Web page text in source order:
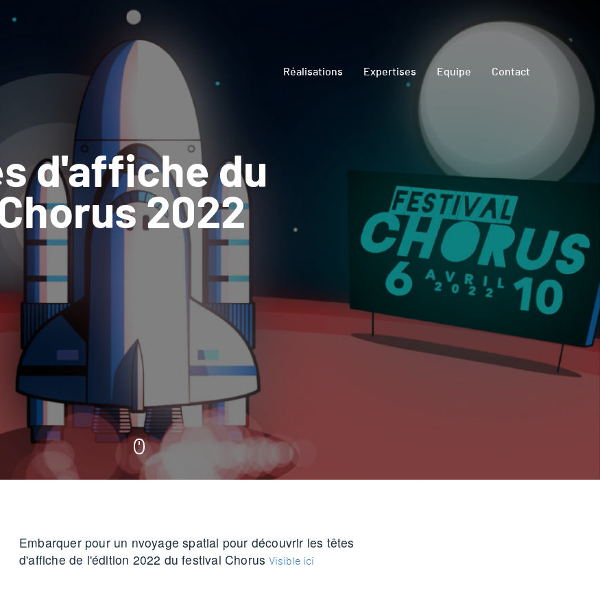
Réalisations Expertises Equipe Contact
d'affiche du
2022
Embarquer pour un nvoyage spatial pour découvrir les têtes
d'affiche de l'édition 2022 du festival ChorusVisible ici